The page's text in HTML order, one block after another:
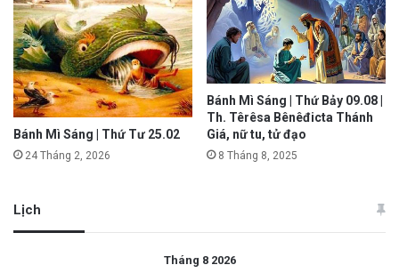
Bánh Mì Sáng | Thứ Tư 25.02
24 Tháng 2, 2026
Bánh Mì Sáng | Thứ Bảy 09.08 |
Th. Têrêsa Bênêđicta Thánh
Giá, nữ tu, tử đạo
8 Tháng 8, 2025
Lịch
Tháng 8 2026